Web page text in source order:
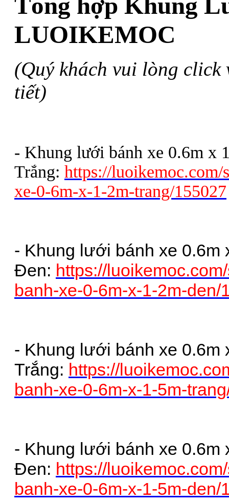
LUOIKEMOC
(Quý khách vui lòng click
tiết)
- Khung lưới bánh xe 0.6m x
Trắng: https://
xe-0-6m-x-1-2m-trang/155027
- Khung lưới bánh xe 0.6m
Đen: https://
banh-xe-0-6m-x-1-2m-den/
- Khung lưới bánh xe 0.6m
Trắng: https://
banh-xe-0-6m-x-1-5m-
- Khung lưới bánh xe 0.6m
Đen: https://
banh-xe-0-6m-x-1-5m-den/